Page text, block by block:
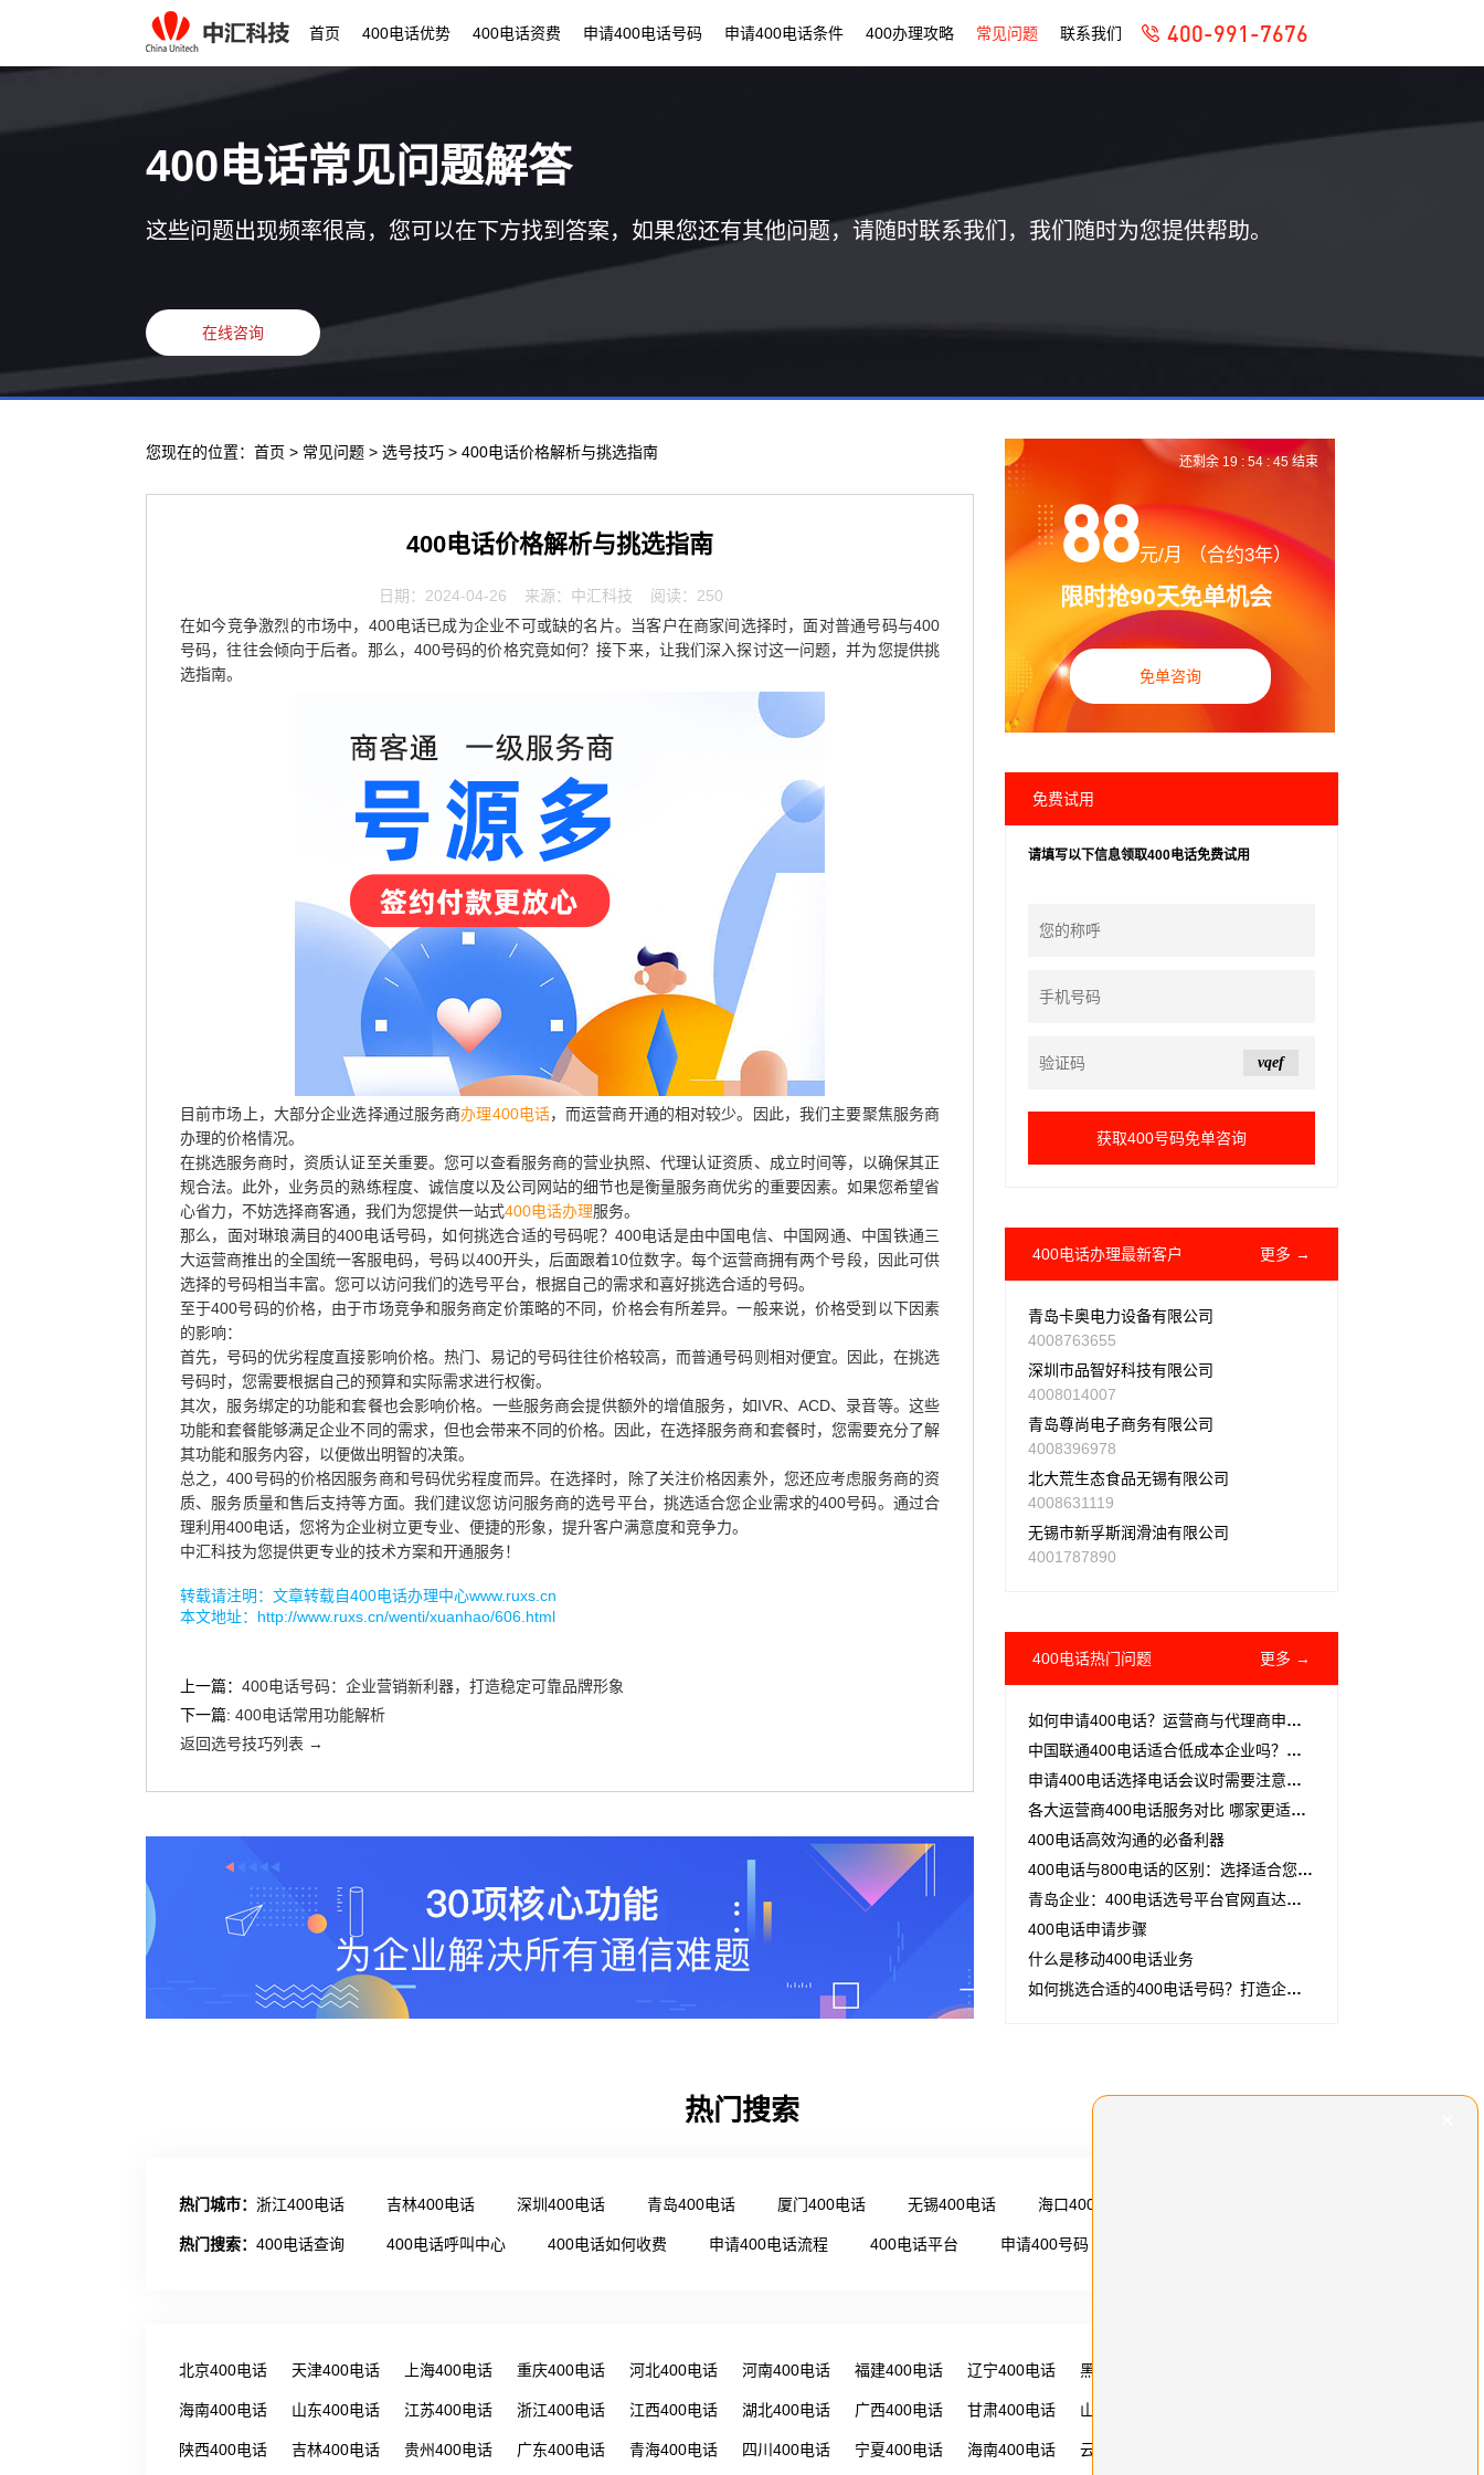
首页 400电话优势 400电话资费 申请400电话号码 申请400电话条件 400办理攻略 常见问题 联系我们 400-991-7676
400电话常见问题解答
这些问题出现频率很高，您可以在下方找到答案，如果您还有其他问题，请随时联系我们，我们随时为您提供帮助。
在线咨询
您现在的位置： 首页 > 常见问题 > 选号技巧 > 400电话价格解析与挑选指南
400电话价格解析与挑选指南
日期：2024-04-26 来源：中汇科技 阅读：250
在如今竞争激烈的市场中，400电话已成为企业不可或缺的名片。当客户在商家间选择时，面对普通号码与400
号码，往往会倾向于后者。那么，400号码的价格究竟如何？接下来，让我们深入探讨这一问题，并为您提供挑
选指南。
目前市场上，大部分企业选择通过服务商办理400电话，而运营商开通的相对较少。因此，我们主要聚焦服务商
办理的价格情况。
在挑选服务商时，资质认证至关重要。您可以查看服务商的营业执照、代理认证资质、成立时间等，以确保其正
规合法。此外，业务员的熟练程度、诚信度以及公司网站的细节也是衡量服务商优劣的重要因素。如果您希望省
心省力，不妨选择商客通，我们为您提供一站式400电话办理服务。
那么，面对琳琅满目的400电话号码，如何挑选合适的号码呢？400电话是由中国电信、中国网通、中国铁通三
大运营商推出的全国统一客服电码，号码以400开头，后面跟着10位数字。每个运营商拥有两个号段，因此可供
选择的号码相当丰富。您可以访问我们的选号平台，根据自己的需求和喜好挑选合适的号码。
至于400号码的价格，由于市场竞争和服务商定价策略的不同，价格会有所差异。一般来说，价格受到以下因素
的影响：
首先，号码的优劣程度直接影响价格。热门、易记的号码往往价格较高，而普通号码则相对便宜。因此，在挑选
号码时，您需要根据自己的预算和实际需求进行权衡。
其次，服务绑定的功能和套餐也会影响价格。一些服务商会提供额外的增值服务，如IVR、ACD、录音等。这些
功能和套餐能够满足企业不同的需求，但也会带来不同的价格。因此，在选择服务商和套餐时，您需要充分了解
其功能和服务内容，以便做出明智的决策。
总之，400号码的价格因服务商和号码优劣程度而异。在选择时，除了关注价格因素外，您还应考虑服务商的资
质、服务质量和售后支持等方面。我们建议您访问服务商的选号平台，挑选适合您企业需求的400号码。通过合
理利用400电话，您将为企业树立更专业、便捷的形象，提升客户满意度和竞争力。
中汇科技为您提供更专业的技术方案和开通服务！
转载请注明：文章转载自400电话办理中心www.ruxs.cn
本文地址： http://www.ruxs.cn/wenti/xuanhao/606.html
上一篇： 400电话号码：企业营销新利器，打造稳定可靠品牌形象
下一篇: 400电话常用功能解析
返回选号技巧列表 →
88元/月 （合约3年）
限时抢90天免单机会
免单咨询
还剩余 19 : 54 :44 结束
免费试用
请填写以下信息领取400电话免费试用
vqef
400电话办理最新客户 更多 →
青岛卡奥电力设备有限公司
4008763655
深圳市品智好科技有限公司
4008014007
青岛尊尚电子商务有限公司
4008396978
北大荒生态食品无锡有限公司
4008631119
无锡市新孚斯润滑油有限公司
4001787890
400电话热门问题 更多 →
如何申请400电话？运营商与代理商申请流程全解析
中国联通400电话适合低成本企业吗？三个优势一篇讲透
申请400电话选择电话会议时需要注意的15件事
各大运营商400电话服务对比 哪家更适合您的企业
400电话高效沟通的必备利器
400电话与800电话的区别：选择适合您企业的通信方案
青岛企业：400电话选号平台官网直达，办理更便捷
400电话申请步骤
什么是移动400电话业务
如何挑选合适的400电话号码？打造企业专属通信名片的关键
热门搜索
热门城市： 浙江400电话 吉林400电话 深圳400电话 青岛400电话 厦门400电话 无锡400电话 海口400电话
热门搜索： 400电话查询 400电话呼叫中心 400电话如何收费 申请400电话流程 400电话平台 申请400号码
北京400电话 天津400电话 上海400电话 重庆400电话 河北400电话 河南400电话 福建400电话 辽宁400电话 黑龙江400电话
海南400电话 山东400电话 江苏400电话 浙江400电话 江西400电话 湖北400电话 广西400电话 甘肃400电话 山西400电话
陕西400电话 吉林400电话 贵州400电话 广东400电话 青海400电话 四川400电话 宁夏400电话 海南400电话 云南400电话